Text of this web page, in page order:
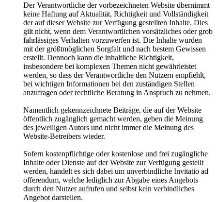
Der Verantwortliche der vorbezeichneten Website übernimmt
keine Haftung auf Aktualität, Richtigkeit und Vollständigkeit
der auf dieser Website zur Verfügung gestellten Inhalte. Dies
gilt nicht, wenn dem Verantwortlichen vorsätzliches oder grob
fahrlässiges Verhalten vorzuwerfen ist. Die Inhalte wurden
mit der größtmöglichen Sorgfalt und nach bestem Gewissen
erstellt. Dennoch kann die inhaltliche Richtigkeit,
insbesondere bei komplexen Themen nicht gewährleistet
werden, so dass der Verantwortliche den Nutzern empfiehlt,
bei wichtigen Informationen bei den zuständigen Stellen
anzufragen oder rechtliche Beratung in Anspruch zu nehmen.
Namentlich gekennzeichnete Beiträge, die auf der Website
öffentlich zugänglich gemacht werden, geben die Meinung
des jeweiligen Autors und nicht immer die Meinung des
Website-Betreibers wieder.
Sofern kostenpflichtige oder kostenlose und frei zugängliche
Inhalte oder Dienste auf der Website zur Verfügung gestellt
werden, handelt es sich dabei um unverbindliche Invitatio ad
offerendum, welche lediglich zur Abgabe eines Angebots
durch den Nutzer aufrufen und selbst kein verbindliches
Angebot darstellen.